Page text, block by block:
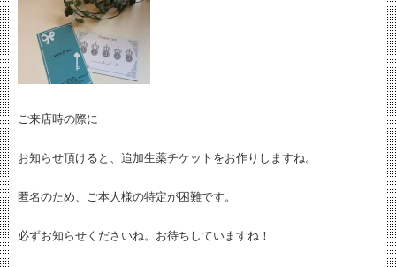
ご来店時の際に
お知らせ頂けると、追加生薬チケットをお作りしますね。
匿名のため、ご本人様の特定が困難です。
必ずお知らせくださいね。お待ちしていますね！